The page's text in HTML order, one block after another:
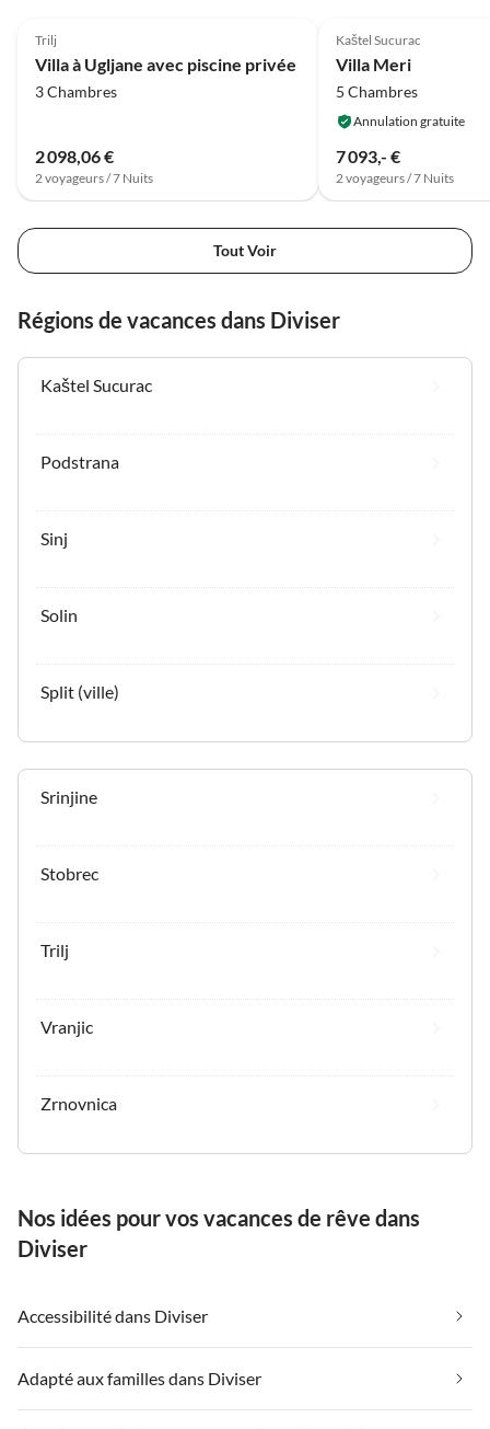
Trilj
Villa à Ugljane avec piscine privée
3 Chambres
2 098,06 €
2 voyageurs / 7 Nuits
Kaštel Sucurac
Villa Meri
5 Chambres
Annulation gratuite
7 093,- €
2 voyageurs / 7 Nuits
Tout Voir
Régions de vacances dans Diviser
Kaštel Sucurac
Podstrana
Sinj
Solin
Split (ville)
Srinjine
Stobrec
Trilj
Vranjic
Zrnovnica
Nos idées pour vos vacances de rêve dans
Diviser
Accessibilité dans Diviser
Adapté aux familles dans Diviser